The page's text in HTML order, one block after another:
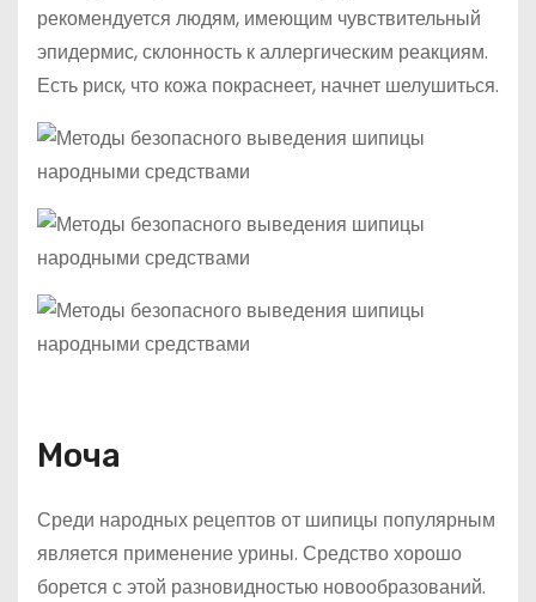
рекомендуется людям, имеющим чувствительный
эпидермис, склонность к аллергическим реакциям.
Есть риск, что кожа покраснеет, начнет шелушиться.
Моча
Среди народных рецептов от шипицы популярным
является применение урины. Средство хорошо
борется с этой разновидностью новообразований.